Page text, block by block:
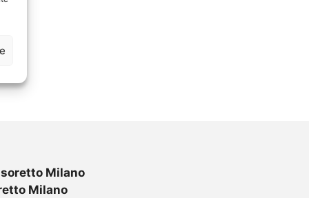
Milano
Milano